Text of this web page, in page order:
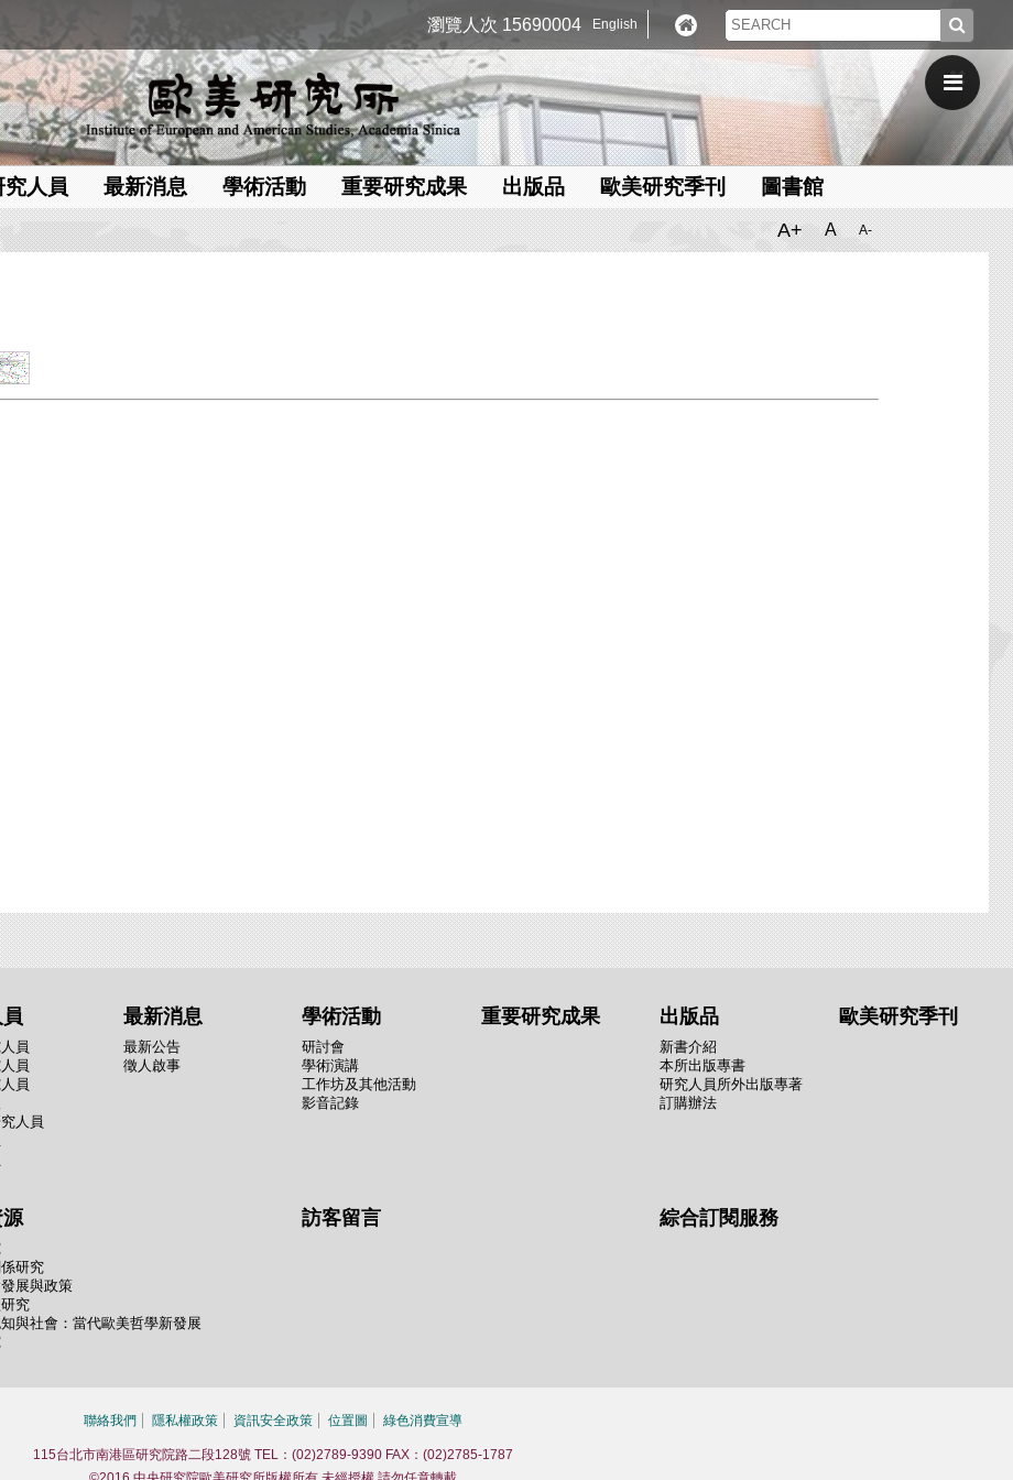
瀏覽人次 15690004 English
究人員 最新消息 學術活動 重要研究成果 出版品 歐美研究季刊 圖書館
A+ A A-
員
員
員
人員
最新消息
最新公告
徵人啟事
學術活動
研討會
學術演講
工作坊及其他活動
影音記錄
重要研究成果 出版品
新書介紹
本所出版專書
研究人員所外出版專著
訂購辦法
歐美研究季刊
研究
展與政策
究
與社會：當代歐美哲學新發展
訪客留言 綜合訂閱服務
聯絡我們 隱私權政策 資訊安全政策 位置圖 綠色消費宣導
115台北市南港區研究院路二段128號 TEL：(02)2789-9390 FAX：(02)2785-1787